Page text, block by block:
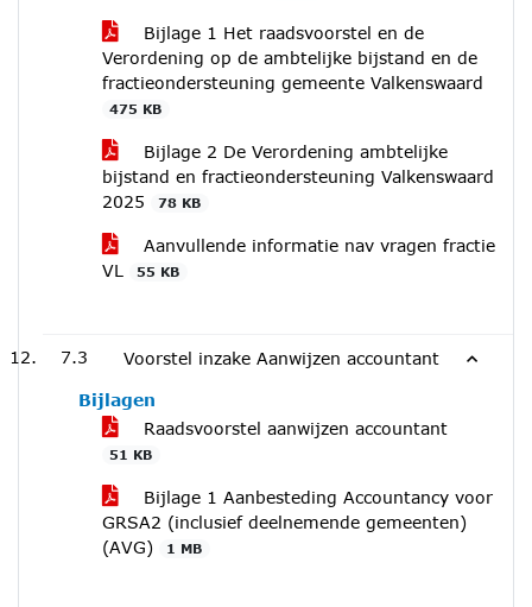
Bijlage 1 Het raadsvoorstel en de
Verordening op de ambtelijke bijstand en de
fractieondersteuning gemeente Valkenswaard
475 KB
Bijlage 2 De Verordening ambtelijke
bijstand en fractieondersteuning Valkenswaard
2025
78 KB
Aanvullende informatie nav vragen fractie
VL
55 KB
7.3 Voorstel inzake Aanwijzen accountant
Bijlagen
Raadsvoorstel aanwijzen accountant
51 KB
Bijlage 1 Aanbesteding Accountancy voor
GRSA2 (inclusief deelnemende gemeenten)
(AVG)
1 MB